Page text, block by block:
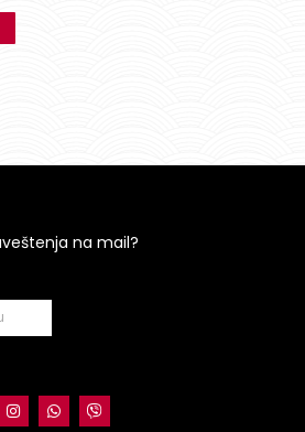
na mail?